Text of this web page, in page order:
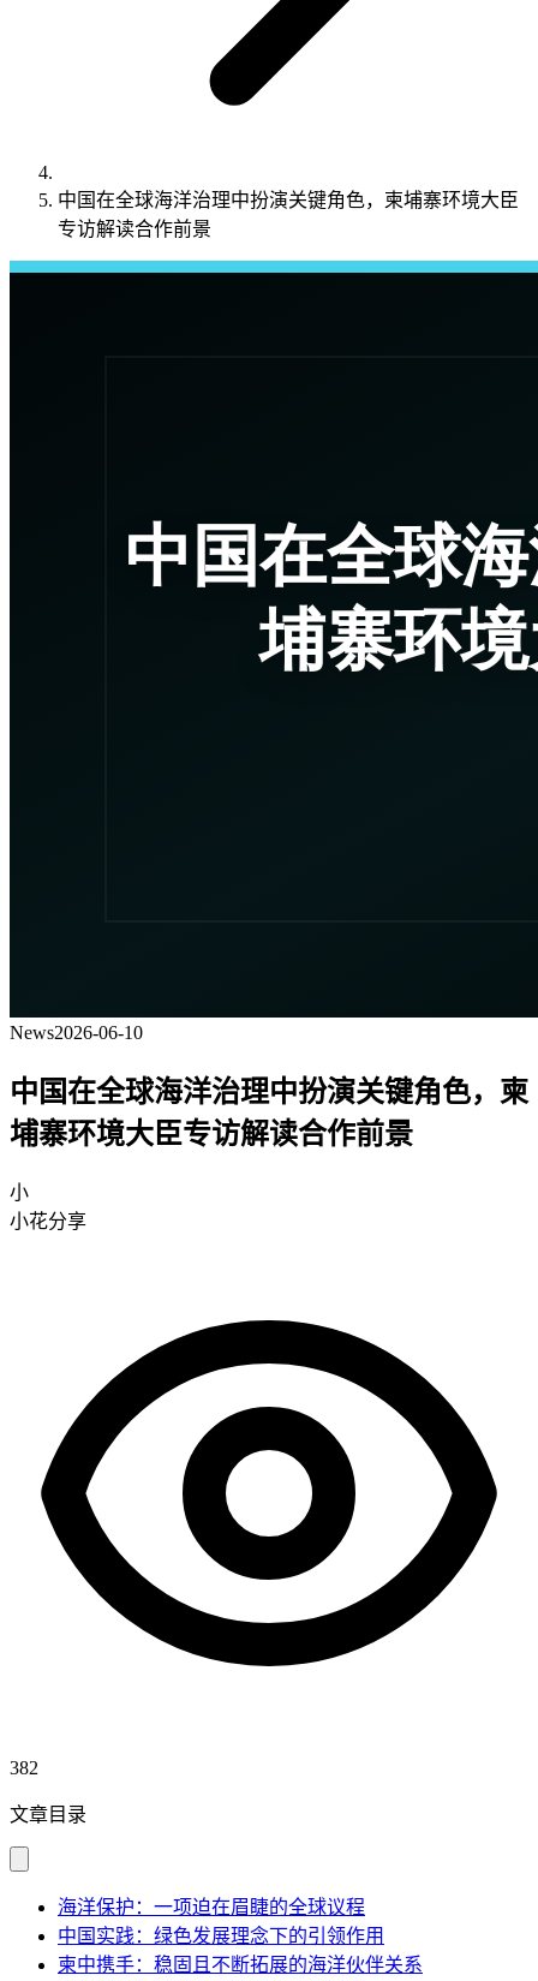
中国在全球海洋治理中扮演关键角色，柬埔寨环境大臣
专访解读合作前景
News2026-06-10
中国在全球海洋治理中扮演关键角色，柬
埔寨环境大臣专访解读合作前景
小
小花分享
382
文章目录
海洋保护：一项迫在眉睫的全球议程
中国实践：绿色发展理念下的引领作用
柬中携手：稳固且不断拓展的海洋伙伴关系